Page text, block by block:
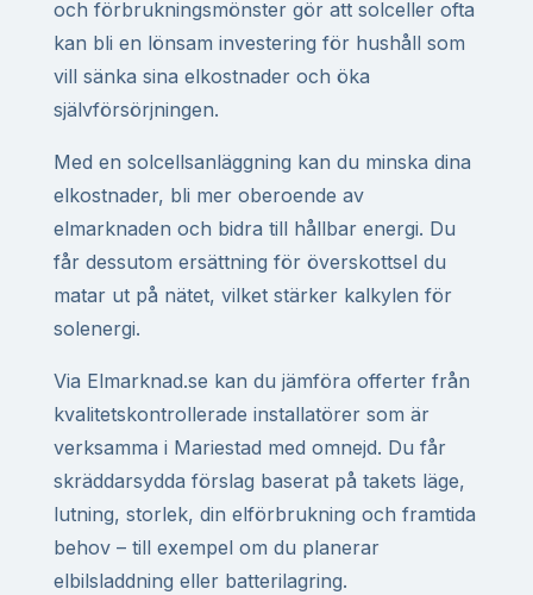
och förbrukningsmönster gör att solceller ofta
kan bli en lönsam investering för hushåll som
vill sänka sina elkostnader och öka
självförsörjningen.
Med en solcellsanläggning kan du minska dina
elkostnader, bli mer oberoende av
elmarknaden och bidra till hållbar energi. Du
får dessutom ersättning för överskottsel du
matar ut på nätet, vilket stärker kalkylen för
solenergi.
Via Elmarknad.se kan du jämföra offerter från
kvalitetskontrollerade installatörer som är
verksamma i Mariestad med omnejd. Du får
skräddarsydda förslag baserat på takets läge,
lutning, storlek, din elförbrukning och framtida
behov – till exempel om du planerar
elbilsladdning eller batterilagring.